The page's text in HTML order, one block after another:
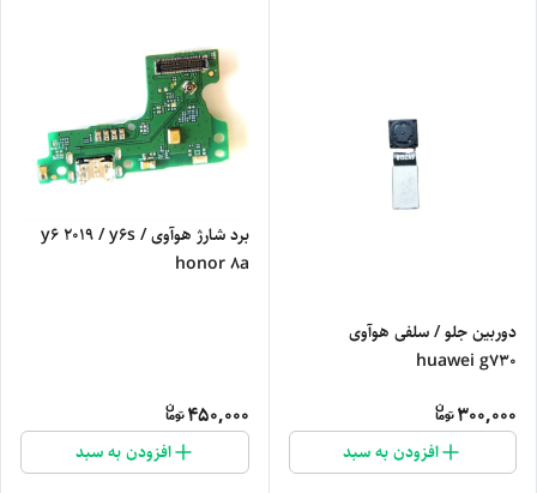
دوربین جلو / سلفی هوآوی
huawei g730
300,000
افزودن به سبد
برد شارژ هوآوی y6 2019 / y6s /
honor 8a
450,000
افزودن به سبد